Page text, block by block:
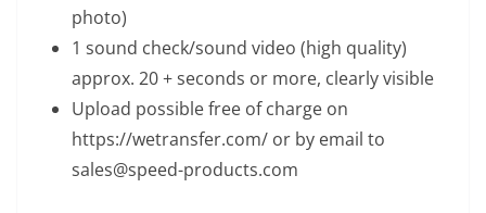
photo)
1 sound check/sound video (high quality)
approx. 20 + seconds or more, clearly visible
Upload possible free of charge on
https://wetransfer.com/ or by email to
sales@speed-products.com